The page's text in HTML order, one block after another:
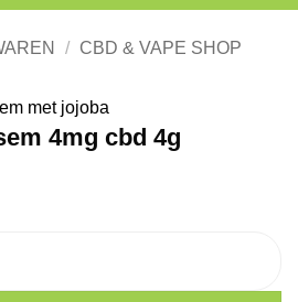
/ CBD & VAPE SHOP
4mg cbd 4g
cbd 4g aantal